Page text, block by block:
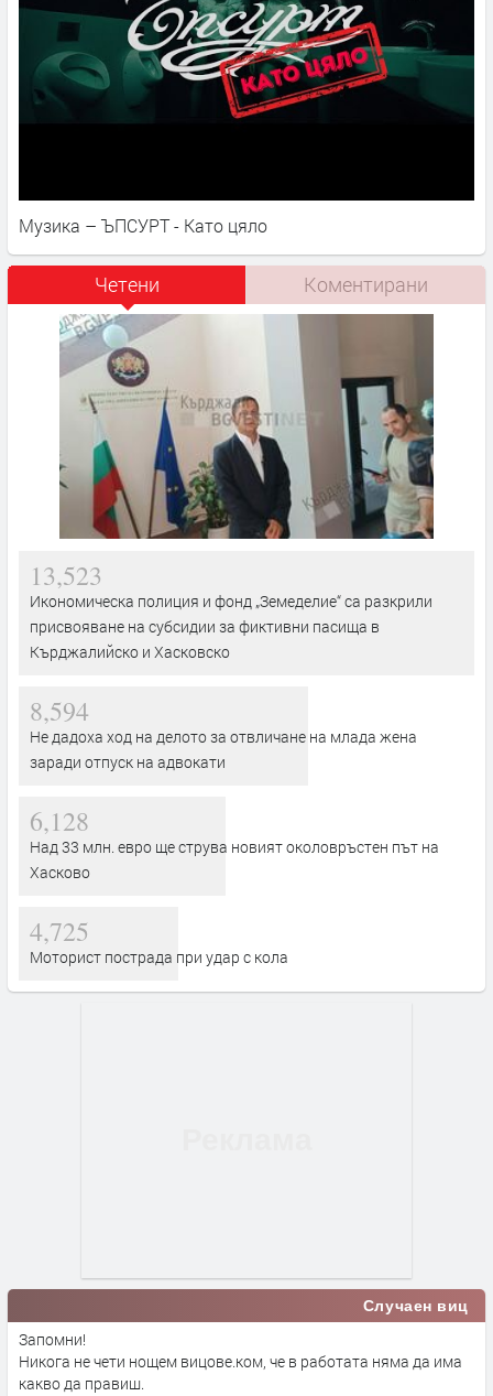
Музика – ЪПСУРТ - Като цяло
Четени Коментирани
13,523
Икономическа полиция и фонд „Земеделие“ са разкрили
присвояване на субсидии за фиктивни пасища в
Кърджалийско и Хасковско
8,594
Не дадоха ход на делото за отвличане на млада жена
заради отпуск на адвокати
6,128
Над 33 млн. евро ще струва новият околовръстен път на
Хасково
4,725
Моторист пострада при удар с кола
Случаен виц
Запомни!
Никога не чети нощем вицове.ком, че в работата няма да има
какво да правиш.